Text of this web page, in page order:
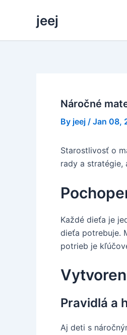
jeej
Náročné
By jeej / Jan 08,
Starostlivosť o
rady a stratégie,
Každé dieťa je
dieťa potrebuje.
potrieb je
Pravidlá a
Aj deti s